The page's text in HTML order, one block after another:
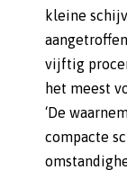
kleine
vijftig
het meest
‘De
compacte